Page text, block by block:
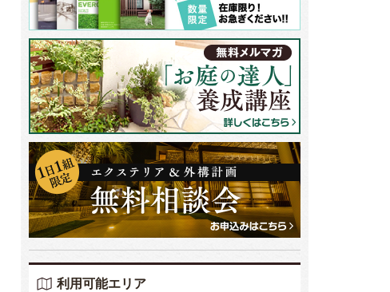
利用可能エリア